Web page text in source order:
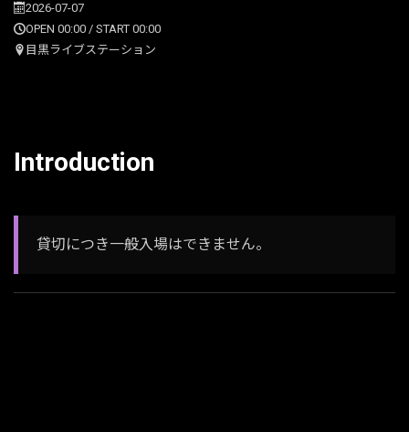
2026-07-07
OPEN 00:00 / START 00:00
目黒ライブステーション
Introduction
貸切につき一般入場はできません。